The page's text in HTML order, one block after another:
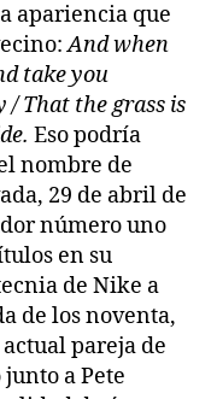
apariencia que
And when
take you
/ That the grass is
Eso podría
nombre de
29 de abril de
número uno
en su
de Nike a
de los noventa,
pareja de
a Pete